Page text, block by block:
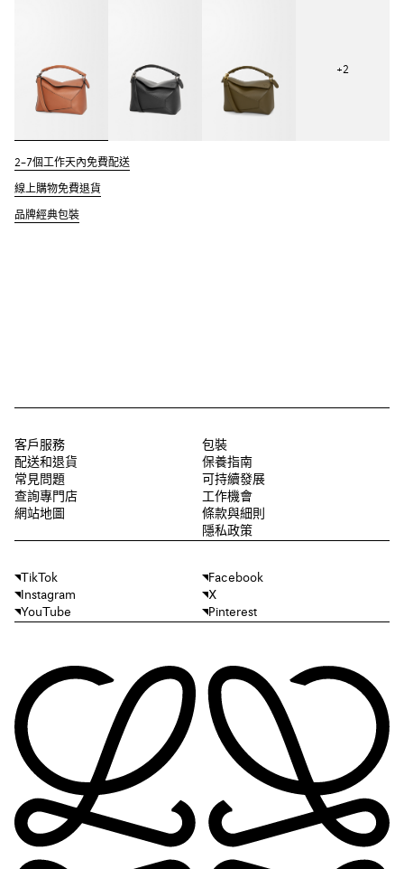
+2
2–7個工作天內免費配送
線上購物免費退貨
品牌經典包裝
客戶服務
配送和退貨
常見問題
查詢專門店
網站地圖
包裝
保養指南
可持續發展
工作機會
條款與細則
隱私政策
TikTok
Facebook
Instagram
X
YouTube
Pinterest